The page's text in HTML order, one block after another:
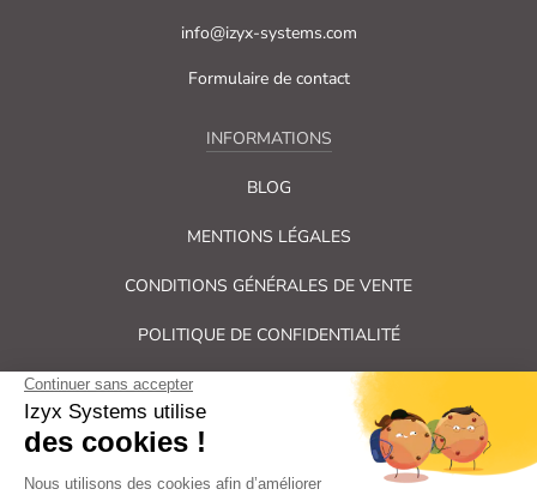
info@izyx-systems.com
Formulaire de contact
INFORMATIONS
BLOG
MENTIONS LÉGALES
CONDITIONS GÉNÉRALES DE VENTE
POLITIQUE DE CONFIDENTIALITÉ